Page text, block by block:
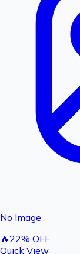
No Image
🔥 22% OFF
Quick View